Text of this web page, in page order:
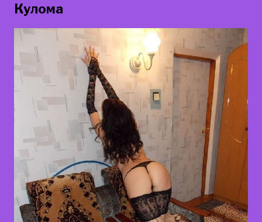
Кулома